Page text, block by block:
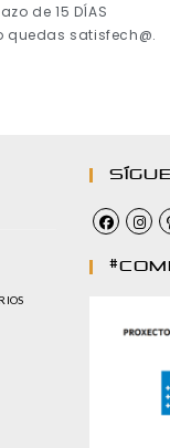
de 15 DÍAS
quedas satisfech@.